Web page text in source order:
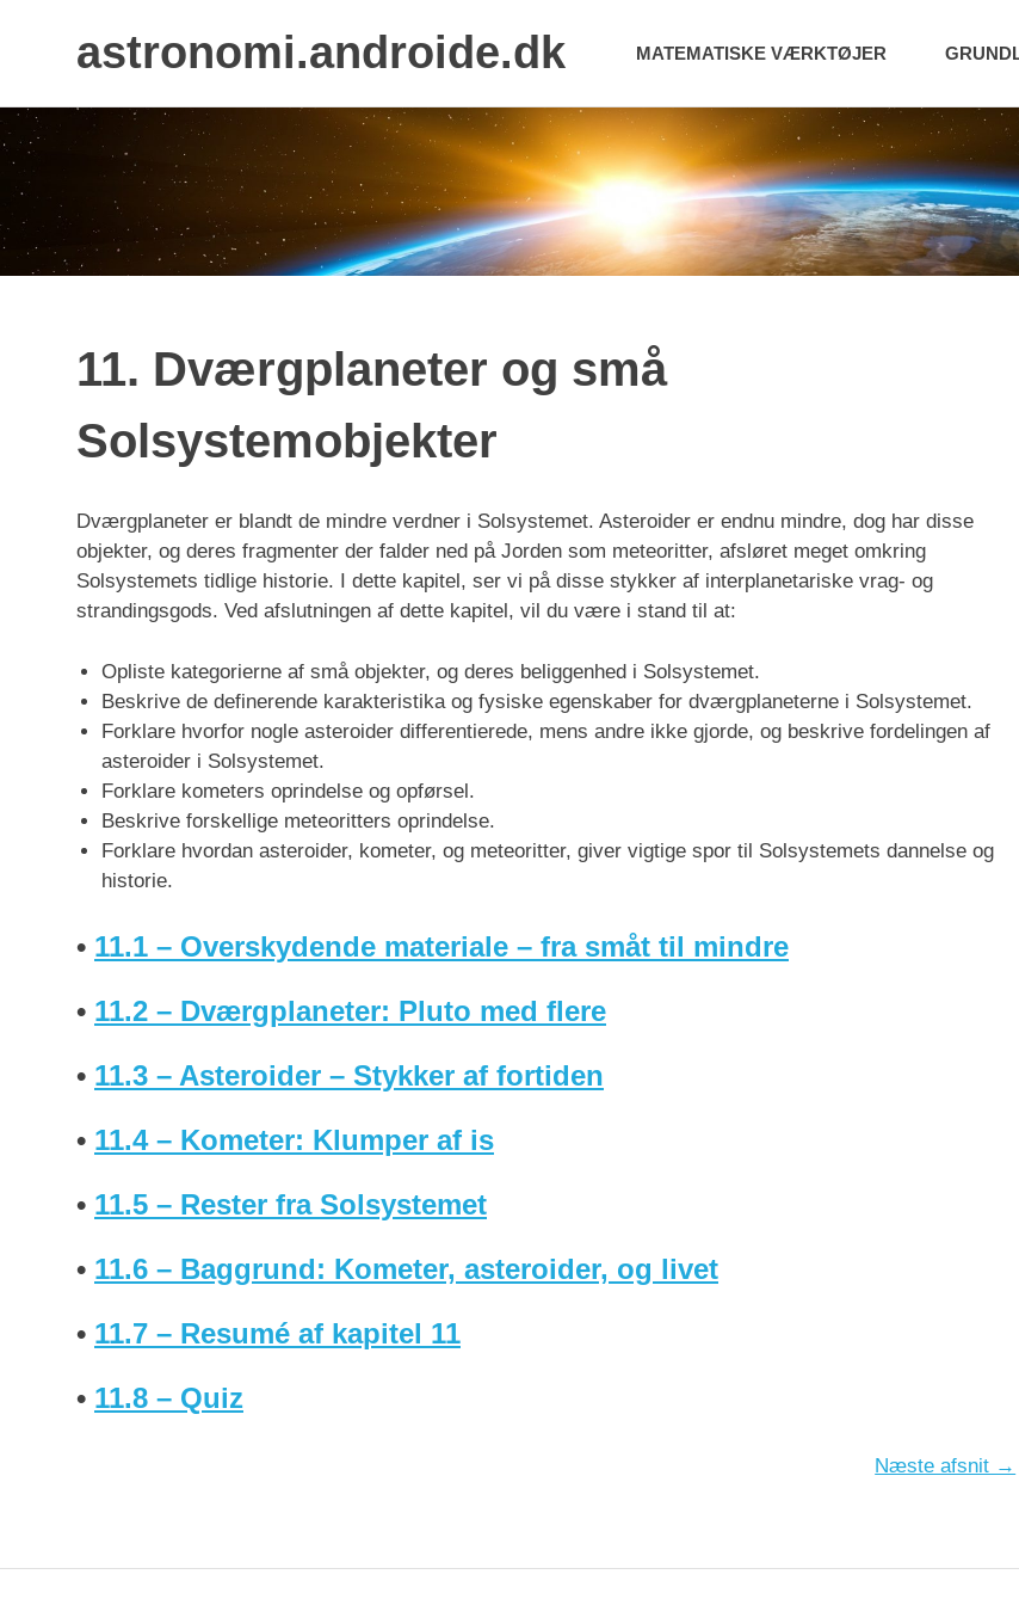
Skip
to
content
astronomi.androide.dk MATEMATISKE VÆRKTØJER
11. Dværgplaneter og små
Solsystemobjekter
Dværgplaneter er blandt de mindre verdner i Solsystemet. Asteroider er endnu mindre, dog har disse
objekter, og deres fragmenter der falder ned på Jorden som meteoritter, afsløret meget omkring
Solsystemets tidlige historie. I dette kapitel, ser vi på disse stykker af interplanetariske vrag- og
strandingsgods. Ved afslutningen af dette kapitel, vil du være i stand til at:
Opliste kategorierne af små objekter, og deres beliggenhed i Solsystemet.
Beskrive de definerende karakteristika og fysiske egenskaber for dværgplaneterne i Solsystemet.
Forklare hvorfor nogle asteroider differentierede, mens andre ikke gjorde, og beskrive fordelingen af
asteroider i Solsystemet.
Forklare kometers oprindelse og opførsel.
Beskrive forskellige meteoritters oprindelse.
Forklare hvordan asteroider, kometer, og meteoritter, giver vigtige spor til Solsystemets dannelse og
historie.
• 11.1 – Overskydende materiale – fra småt til mindre
• 11.2 – Dværgplaneter: Pluto med flere
• 11.3 – Asteroider – Stykker af fortiden
• 11.4 – Kometer: Klumper af is
• 11.5 – Rester fra Solsystemet
• 11.6 – Baggrund: Kometer, asteroider, og livet
• 11.7 – Resumé af kapitel 11
• 11.8 – Quiz
Næste afsnit →